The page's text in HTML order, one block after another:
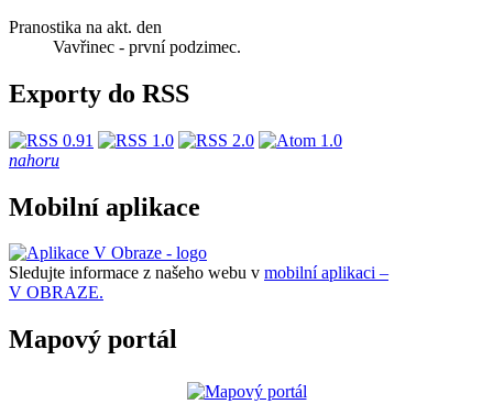
Pranostika na akt. den
Vavřinec - první podzimec.
Exporty do RSS
nahoru
Mobilní aplikace
Sledujte informace z našeho webu v mobilní aplikaci –
V OBRAZE.
Mapový portál